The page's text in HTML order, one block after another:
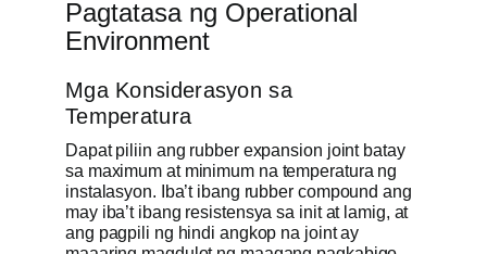
Pagtatasa ng Operational
Environment
Mga Konsiderasyon sa
Temperatura
Dapat piliin ang rubber expansion joint batay
sa maximum at minimum na temperatura ng
instalasyon. Iba’t ibang rubber compound ang
may iba’t ibang resistensya sa init at lamig, at
ang pagpili ng hindi angkop na joint ay